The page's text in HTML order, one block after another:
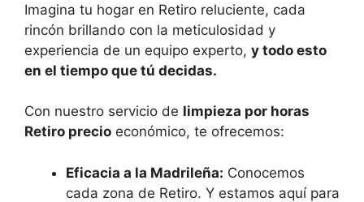
Imagina tu hogar en Retiro reluciente, cada
rincón brillando con la meticulosidad y
experiencia de un equipo experto, y todo esto
en el tiempo que tú decidas.
Con nuestro servicio de limpieza por horas
Retiro precio económico, te ofrecemos:
Eficacia a la Madrileña: Conocemos
cada zona de Retiro. Y estamos aquí para